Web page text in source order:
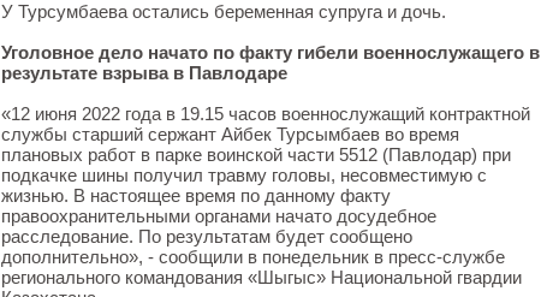
У Турсумбаева остались беременная супруга и дочь.
Уголовное дело начато по факту гибели военнослужащего в
результате взрыва в Павлодаре
«12 июня 2022 года в 19.15 часов военнослужащий контрактной
службы старший сержант Айбек Турсымбаев во время
плановых работ в парке воинской части 5512 (Павлодар) при
подкачке шины получил травму головы, несовместимую с
жизнью. В настоящее время по данному факту
правоохранительными органами начато досудебное
расследование. По результатам будет сообщено
дополнительно», - сообщили в понедельник в пресс-службе
регионального командования «Шыгыс» Национальной гвардии